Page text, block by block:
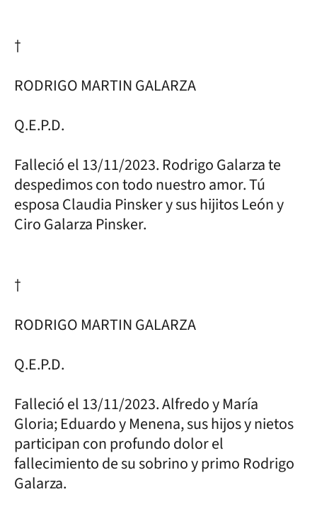
†
RODRIGO MARTIN GALARZA
Q.E.P.D.
Falleció el 13/11/2023. Rodrigo Galarza te
despedimos con todo nuestro amor. Tú
esposa Claudia Pinsker y sus hijitos León y
Ciro Galarza Pinsker.
†
RODRIGO MARTIN GALARZA
Q.E.P.D.
Falleció el 13/11/2023. Alfredo y María
Gloria; Eduardo y Menena, sus hijos y nietos
participan con profundo dolor el
fallecimiento de su sobrino y primo Rodrigo
Galarza.